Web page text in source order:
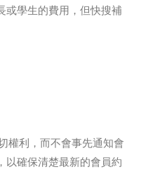
或學生的費用，但快搜補
權利，而不會事先通知會
以確保清楚最新的會員約